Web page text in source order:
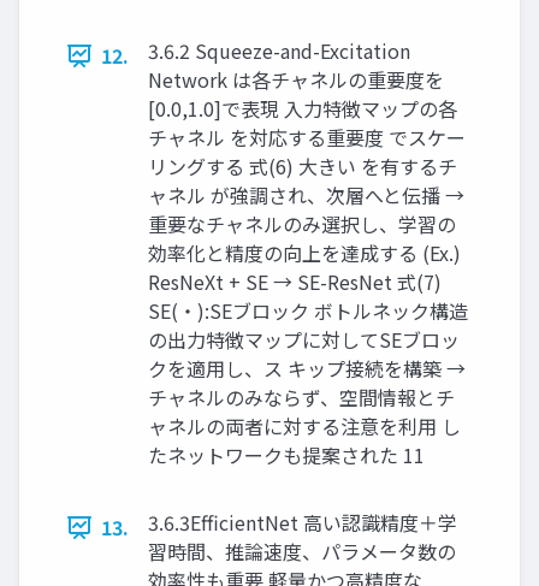
12.
3.6.2 Squeeze-and-Excitation
Network は各チャネルの重要度を
[0.0,1.0]で表現 入力特徴マップの各
チャネル を対応する重要度 でスケー
リングする 式(6) 大きい を有するチ
ャネル が強調され、次層へと伝播 →
重要なチャネルのみ選択し、学習の
効率化と精度の向上を達成する (Ex.)
ResNeXt + SE → SE-ResNet 式(7)
SE(・):SEブロック ボトルネック構造
の出力特徴マップに対してSEブロッ
クを適用し、ス キップ接続を構築 →
チャネルのみならず、空間情報とチ
ャネルの両者に対する注意を利用 し
たネットワークも提案された 11
13.
3.6.3EfficientNet 高い認識精度＋学
習時間、推論速度、パラメータ数の
効率性も重要 軽量かつ高精度な